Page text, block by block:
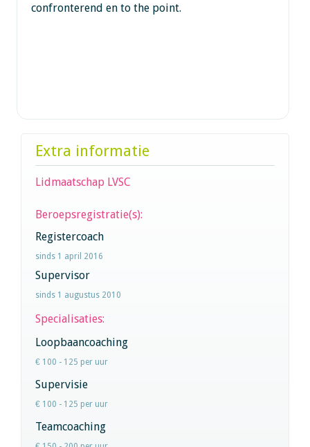
confronterend en to the point.
Extra informatie
Lidmaatschap LVSC
Beroepsregistratie(s):
Registercoach
sinds 1 april 2016
Supervisor
sinds 1 augustus 2010
Specialisaties:
Loopbaancoaching
€ 100 - 125 per uur
Supervisie
€ 100 - 125 per uur
Teamcoaching